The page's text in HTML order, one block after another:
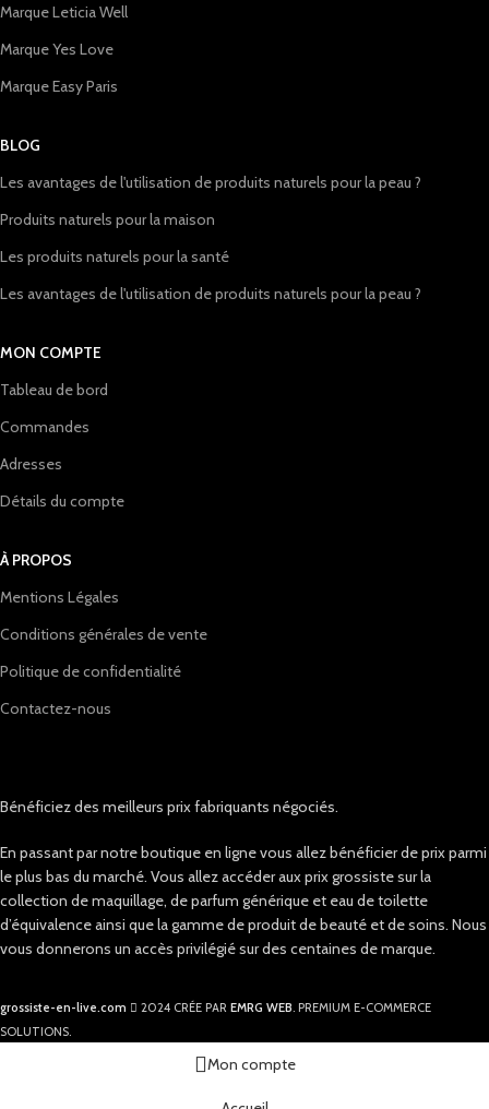
Marque Leticia Well
Marque Yes Love
Marque Easy Paris
BLOG
Les avantages de l'utilisation de produits naturels pour la peau ?
Produits naturels pour la maison
Les produits naturels pour la santé
Les avantages de l'utilisation de produits naturels pour la peau ?
MON COMPTE
Tableau de bord
Commandes
Adresses
Détails du compte
À PROPOS
Mentions Légales
Conditions générales de vente
Politique de confidentialité
Contactez-nous
Bénéficiez des meilleurs prix fabriquants négociés.
En passant par notre boutique en ligne vous allez bénéficier de prix parmi
le plus bas du marché. Vous allez accéder aux prix grossiste sur la
collection de maquillage, de parfum générique et eau de toilette
d’équivalence ainsi que la gamme de produit de beauté et de soins. Nous
vous donnerons un accès privilégié sur des centaines de marque.
grossiste-en-live.com 2024 CRÉE PAR EMRG WEB. PREMIUM E-COMMERCE
SOLUTIONS.
Mon compte